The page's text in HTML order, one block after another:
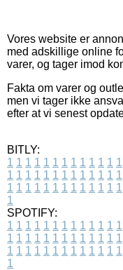
Vores website er
med adskillige online
varer, og tager imod
Fakta om varer og
men vi tager ikke
efter at vi senest
BITLY:
1 1 1 1 1 1 1 1 1 1 1 1 1
1 1 1 1 1 1 1 1 1 1 1 1 1
1 1 1 1 1 1 1 1 1 1 1 1 1
1
SPOTIFY:
1 1 1 1 1 1 1 1 1 1 1 1 1
1 1 1 1 1 1 1 1 1 1 1 1 1
1 1 1 1 1 1 1 1 1 1 1 1 1
1